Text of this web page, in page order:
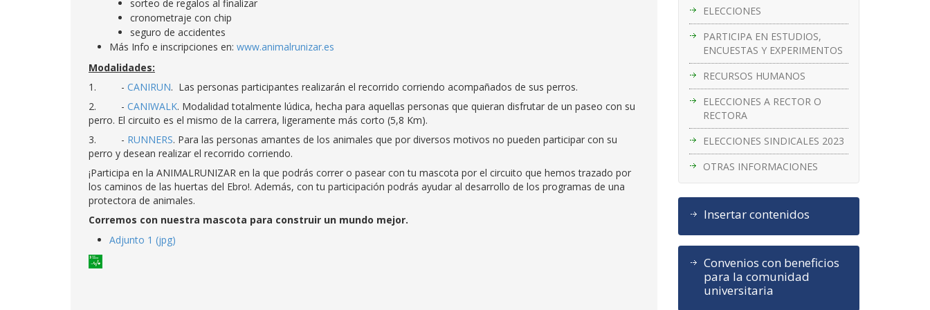
ELECCIONES
PARTICIPA EN ESTUDIOS,
ENCUESTAS Y EXPERIMENTOS
RECURSOS HUMANOS
ELECCIONES A RECTOR O
RECTORA
ELECCIONES SINDICALES 2023
OTRAS INFORMACIONES
Insertar contenidos
Convenios con beneficios
para la comunidad
universitaria
sorteo de regalos al finalizar
cronometraje con chip
seguro de accidentes
Más Info e inscripciones en: www.animalrunizar.es
Modalidades:
1. - CANIRUN. Las personas participantes realizarán el recorrido corriendo acompañados de sus perros.
2. - CANIWALK. Modalidad totalmente lúdica, hecha para aquellas personas que quieran disfrutar de un paseo con su
perro. El circuito es el mismo de la carrera, ligeramente más corto (5,8 Km).
3. - RUNNERS. Para las personas amantes de los animales que por diversos motivos no pueden participar con su
perro y desean realizar el recorrido corriendo.
¡Participa en la ANIMALRUNIZAR en la que podrás correr o pasear con tu mascota por el circuito que hemos trazado por
los caminos de las huertas del Ebro!. Además, con tu participación podrás ayudar al desarrollo de los programas de una
protectora de animales.
Corremos con nuestra mascota para construir un mundo mejor.
Adjunto 1 (jpg)